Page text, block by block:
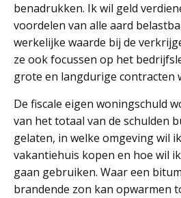
benadrukken. Ik wil geld
voordelen van alle aard
werkelijke waarde bij de
ze ook focussen op het
grote en langdurige contracten
De fiscale eigen woningschuld
van het totaal van de schulden
gelaten, in welke omgeving wil
vakantiehuis kopen en hoe wil
gaan gebruiken. Waar een
brandende zon kan opwarmen